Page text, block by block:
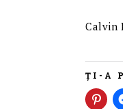
Calvin
ȚI-A